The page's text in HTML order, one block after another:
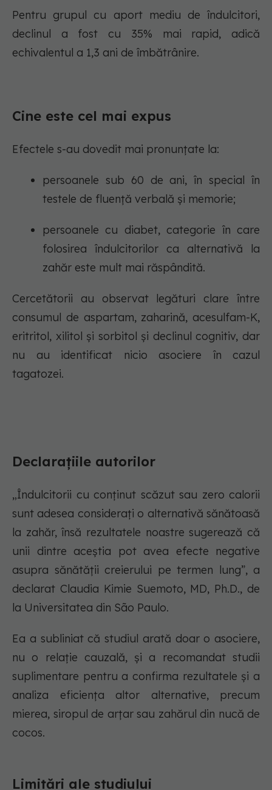
Pentru grupul cu aport mediu de îndulcitori,
declinul a fost cu 35% mai rapid, adică
echivalentul a 1,3 ani de îmbătrânire.
Cine este cel mai expus
Efectele s-au dovedit mai pronunțate la:
persoanele sub 60 de ani, în special în
testele de fluență verbală și memorie;
persoanele cu diabet, categorie în care
folosirea îndulcitorilor ca alternativă la
zahăr este mult mai răspândită.
Cercetătorii au observat legături clare între
consumul de aspartam, zaharină, acesulfam-K,
eritritol, xilitol și sorbitol și declinul cognitiv, dar
nu au identificat nicio asociere în cazul
tagatozei.
Declarațiile autorilor
„Îndulcitorii cu conținut scăzut sau zero calorii
sunt adesea considerați o alternativă sănătoasă
la zahăr, însă rezultatele noastre sugerează că
unii dintre aceștia pot avea efecte negative
asupra sănătății creierului pe termen lung”, a
declarat Claudia Kimie Suemoto, MD, Ph.D., de
la Universitatea din São Paulo.
Ea a subliniat că studiul arată doar o asociere,
nu o relație cauzală, și a recomandat studii
suplimentare pentru a confirma rezultatele și a
analiza eficiența altor alternative, precum
mierea, siropul de arțar sau zahărul din nucă de
cocos.
Limitări ale studiului